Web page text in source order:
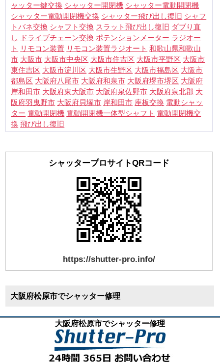
ャッター鍵交換 シャッター開閉機 シャッター電動開閉機
シャッター電動開閉機交換 シャッター飛び出し復旧 シャフ
トバネ交換 シャフト交換 スラット飛び出し復旧 ダブり直
し
ドライブチェーン交換 ポテンションメーター ラジオー
ト
リモコン装置 リモコン装置ラジオート 和歌山県和歌山
市 大阪市 大阪市中央区 大阪市住吉区 大阪市平野区 大阪市
東住吉区 大阪市淀川区 大阪市生野区 大阪市福島区 大阪市
都島区 大阪府八尾市 大阪府和泉市 大阪府堺市堺区 大阪府
岸和田市 大阪府東大阪市 大阪府泉佐野市 大阪府泉北郡 大
阪府羽曳野市 大阪府貝塚市 岸和田市 座板交換 電動シャッ
ター 電動開閉機 電動開閉機一体型シャフト 電動開閉機交
換 飛び出し復旧
シャッタープロサイトQRコード
https://shutter-pro.info/
大阪府松原市でシャッター修理
大阪府松原市でシャッター修理